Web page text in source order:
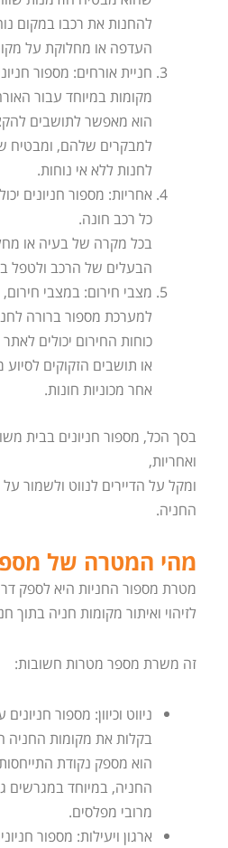
להחנות את רכבו במקום
העדפה או מחלוקת על
חניית אורחים: מספור
מקומות במיוחד עבור
הוא מאפשר לתושבים
למבקרים שלהם, ומבטיח
לחנות ללא אי נוחות.
אחריות: מספור חניונים
כל רכב חונה.
בכל מקרה של בעיה או
הבעלים של הרכב ולטפל
מצבי חירום: במצבי
למערכת מספור ברורה
כוחות החירום יכולים
או תושבים הזקוקים לסיוע
אחר מכוניות חונות.
בסך הכל, מספור חניונים בבית
ואחריות,
ומקל על הדיירים לנווט ולשמור על
החניה.
מהי המטרה של
מטרת מספור החניות היא לספק
לזיהוי ואיתור מקומות חניה בתוך
זה משרת מספר מטרות חשובות:
ניווט וכיוון: מספור
בקלות את מקומות החניה
הוא מספק נקודת
החניה, במיוחד במגרשים
מרובי מפלסים.
ארגון ויעילות: מספור